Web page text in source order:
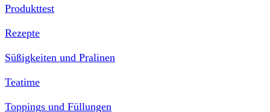
Produkttest
Rezepte
Süßigkeiten und Pralinen
Teatime
Toppings und Füllungen